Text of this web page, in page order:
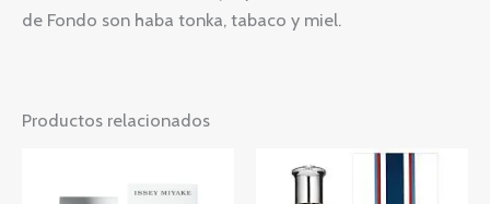
de Fondo son haba tonka, tabaco y miel.
Productos relacionados